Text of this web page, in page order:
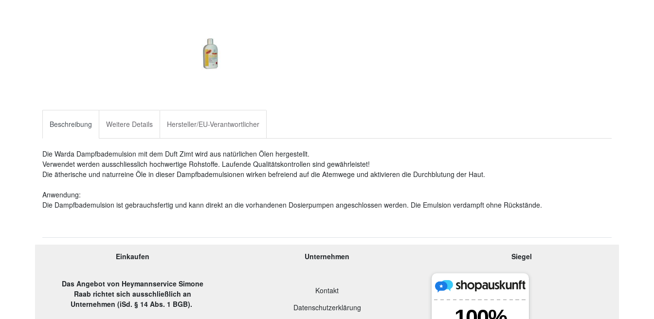
Beschreibung Weitere Details Hersteller/EU-Verantwortlicher
Die Warda Dampfbademulsion mit dem Duft Zimt wird aus natürlichen Ölen hergestellt.
Verwendet werden ausschliesslich hochwertige Rohstoffe. Laufende Qualitätskontrollen sind gewährleistet!
Die ätherische und naturreine Öle in dieser Dampfbademulsionen wirken befreiend auf die Atemwege und aktivieren die Durchblutung der Haut.
Anwendung:
Die Dampfbademulsion ist gebrauchsfertig und kann direkt an die vorhandenen Dosierpumpen angeschlossen werden. Die Emulsion verdampft ohne Rückstände.
Einkaufen
Das Angebot von Heymannservice Simone
Raab richtet sich ausschließlich an
Unternehmen (iSd. § 14 Abs. 1 BGB).
Unternehmen
Kontakt
Datenschutzerklärung
Siegel